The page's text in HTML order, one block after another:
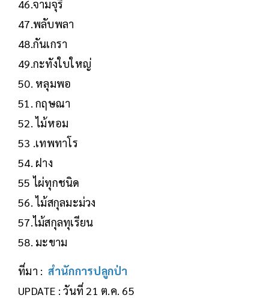
46.จามจุรี
47.พลับพลา
48.กันเกรา
49.กะทังใบใหญ่
50. หลุมพอ
51. กฤษณา
52. ไม้หอม
53 .เทพทาโร
54. ฝาง
55 ไผ่ทุกชนิด
56. ไม้สกุลมะม่วง
57.ไม้สกุลทุเรียน
58. มะขาม
ที่มา : สำนักการปลูกป่า
UPDATE : วันที่ 21 ต.ค. 65